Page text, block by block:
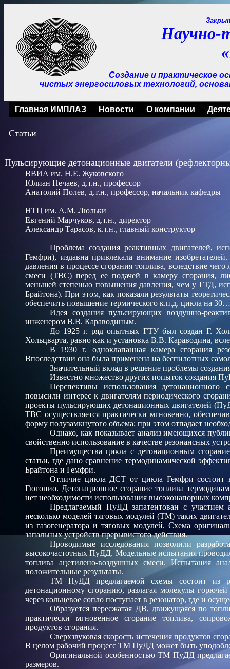
Научно-
Создание и практическое
чистых энергосиловых технологий,
Главная ИМПЛАЗ Новости О компании
Статьи
Пульсирующие детонационные двигатели
ВВИА им. Н.Е. Жуковского
Юлиан Нечаев, д.т.н., профессор
Анатолий Полев, д.т.н., профессор, начальник кафедры
НТЦ им. А.М. Люльки
Евгений Марчуков, д.т.н., директор
Александр Тарасов, к.т.н., главный конструктор
Проблема создания реактивных двигателей,
Гемфри), издавна привлекала внимание
давления в процессе сгорания топлива, вследствие
смеси (ТВС) перед ее подачей в камеру сгорания,
меньшей степенью повышения давления, чем у ГТД,
Брайтона). При этом, как показали результаты
обеспечить повышение термического к.п.д. цикла на
Идея создания пульсирующих воздушно-
инженером В.В. Караводиным.
До 1925 г. ряд опытных ГТУ был создан Г.
Хольцварта, равно как и установка В.В. Караводина,
В 1930 г. одноклапанная камера сгорания
Впоследствии она была применена на беспилотных
Значительный вклад в решение проблемы
Известно множество других попыток создания
Перспективы использования
повысили интерес к двигателям периодического
проекты пульсирующих детонационных двигателей
ТВС осуществляется практически мгновенно,
форму полузамкнутого объема; при этом отпадает
Однако, как показывает анализ имеющихся
свойственно использование в качестве резонансных
Преимущества цикла с детонационным
статьи, где дано сравнение термодинамической
Брайтона и Гемфри.
Отличие цикла ДСТ от цикла Гемфри состоит
Гюгонио. Детонационное сгорание топлива
нет необходимости использования высоконапорных
Предлагаемый ПуДД запатентован с
несколько моделей тяговых модулей (ТМ) таких
из газогенератора и тяговых модулей. Схема
запальных устройств прерывистого действия.
Проводимые исследования позволили
высокочастотных ПуДД. Модельные испытания
топлива ацетилено-воздушных смеси. Испытания
положительные результаты.
ТМ ПуДД предлагаемой схемы состоит из
детонационному сгоранию, разлагая молекулы
через кольцевое сопло поступает в резонатор, где и
Образуется пересжатая ДВ, движущаяся по
практически мгновенное сгорание топлива,
продуктов сгорания.
Сверхзвуковая скорость истечения продуктов
В целом рабочий процесс ТМ ПуДД может быть
Оригинальной особенностью ТМ ПуДД
размеров.